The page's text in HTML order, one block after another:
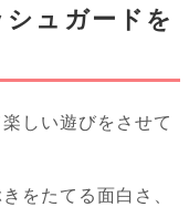
ュガードを
しい遊びをさせて
をたてる面白さ、